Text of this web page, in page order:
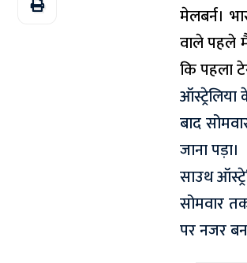
मेलबर्न।
वाले पहले
कि पहला
बाद
जाना पड़ा।
साउथ
सोमवार
पर नजर